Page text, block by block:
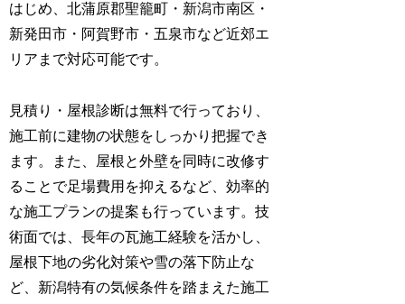
はじめ、北蒲原郡聖籠町・新潟市南区・
新発田市・阿賀野市・五泉市など近郊エ
リアまで対応可能です。
見積り・屋根診断は無料で行っており、
施工前に建物の状態をしっかり把握でき
ます。また、屋根と外壁を同時に改修す
ることで足場費用を抑えるなど、効率的
な施工プランの提案も行っています。技
術面では、長年の瓦施工経験を活かし、
屋根下地の劣化対策や雪の落下防止な
ど、新潟特有の気候条件を踏まえた施工